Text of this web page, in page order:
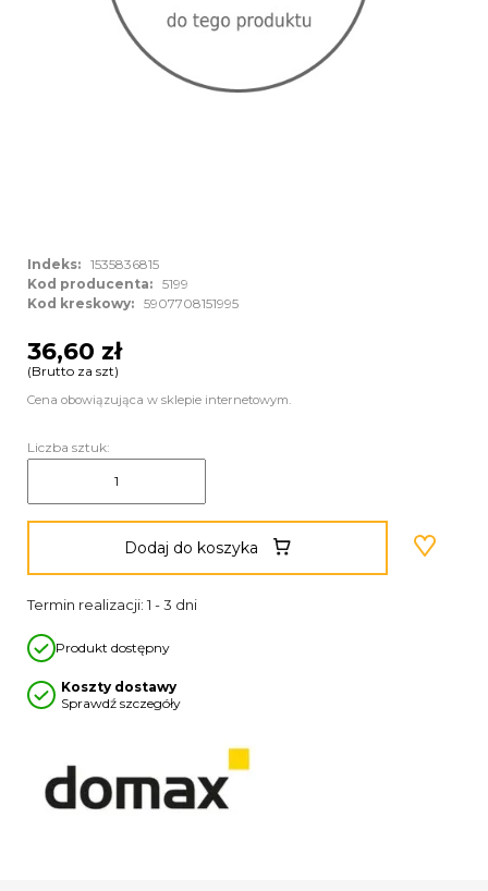
Indeks: 1535836815
Kod producenta: 5199
Kod kreskowy: 5907708151995
36,60 zł
(Brutto za szt)
Cena obowiązująca w sklepie internetowym.
Liczba sztuk:
Dodaj do koszyka
Termin realizacji: 1 - 3 dni
Produkt dostępny
Koszty dostawy
Sprawdź szczegóły